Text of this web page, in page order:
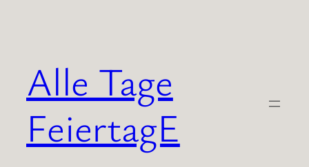
Alle Tage
FeiertagE